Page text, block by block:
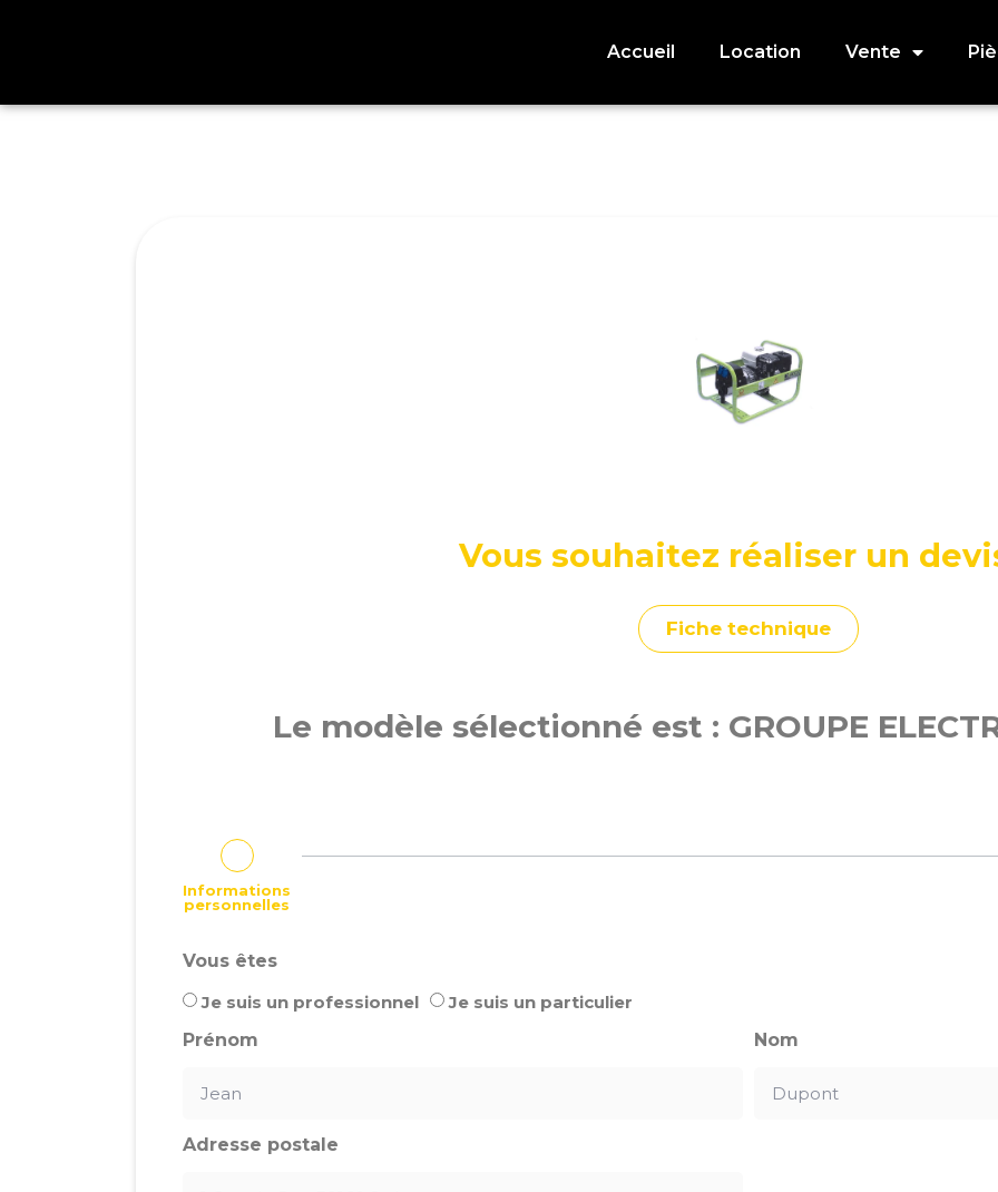
Accueil Location Vente
Vous souhaitez réaliser un
Fiche technique
Le modèle sélectionné est : GROUPE
Informations
personnelles
Vous êtes
Je suis un professionnel
Je suis un particulier
Prénom
Nom
Adresse postale